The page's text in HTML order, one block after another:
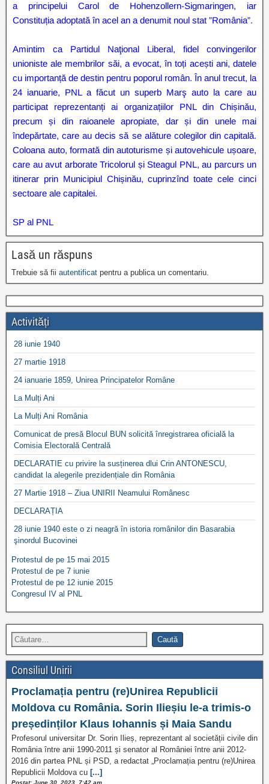
a principelui Carol de Hohenzollern-Sigmaringen, iar
Constituția adoptată în acel an a denumit noul stat ”România”.
Amintim ca Partidul Naţional Liberal, fidel convingerilor
unioniste ale membrilor săi, a evocat, în toți acești ani, datele
cu importanță de destin pentru poporul român. În anul trecut, la
24 ianuarie, PNL a făcut un superb Marş auto la care au
participat reprezentanți ai organizațiilor PNL din Chișinău,
precum și din raioanele apropiate, dar și din unele mai
îndepărtate, care au decis să se alăture colegilor din capitală.
Coloana auto, formată din autoturisme și autovehicule ușoare,
care au avut arborate Tricolorul și Steagul PNL, au parcurs un
itinerar prin Municipiul Chișinău, cuprinzînd toate cele cinci
sectoare ale capitalei.
SP al PNL
Lasă un răspuns
Trebuie să fii autentificat pentru a publica un comentariu.
Activități
28 iunie 1940
27 martie 1918
24 ianuarie 1859, Unirea Principatelor Române
La Mulți Ani
La Mulți Ani România
Comunicat de presă Blocul BUN solicită înregistrarea oficială la
Comisia Electorală Centrală
DECLARATIE cu privire la susținerea dlui Crin ANTONESCU,
candidat la alegerile prezidențiale din România
27 Martie 1918 – Ziua UNIRII Neamului Românesc
DECLARAȚIA
28 iunie 1940 este o zi neagră în istoria românilor din Basarabia
şinordul Bucovinei
Protestul de pe 15 mai 2015
Protestul de pe 7 iunie
Protestul de pe 12 iunie 2015
Congresul IV al PNL
Consiliul Unirii
Proclamația pentru (re)Unirea Republicii
Moldova cu România. Sorin Ilieșiu le-a trimis-o
președinților Klaus Iohannis și Maia Sandu
Profesorul universitar Dr. Sorin Ilieș, reprezentant al societății civile din
România între anii 1990-2011 și senator al României între anii 2012-
2016 din partea PNL și PSD, a redactat „Proclamația pentru (re)Unirea
Republicii Moldova cu [...]